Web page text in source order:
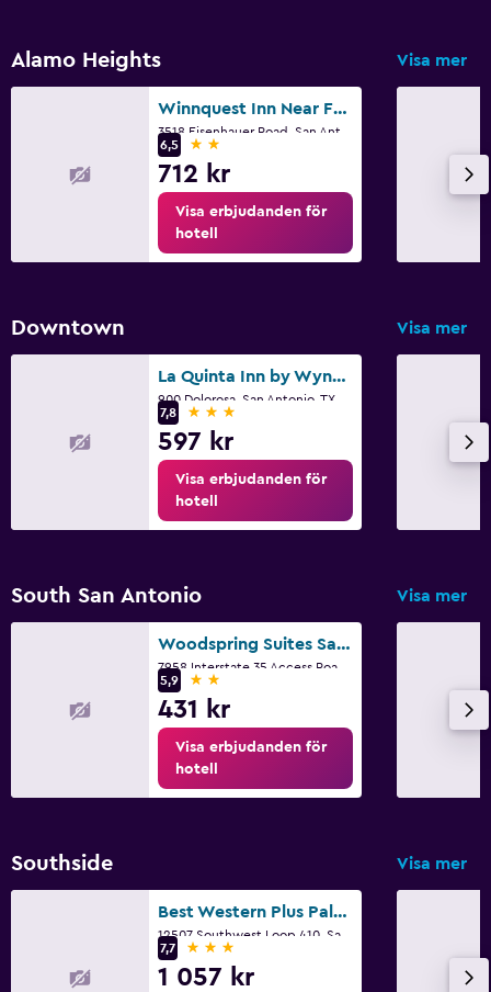
Alamo Heights Visa mer
Winnquest Inn Near Ft. Sam Houston
6,5
2 stjärnor
712 kr
Visa erbjudanden för
hotell
Downtown Visa mer
La Quinta Inn by Wyndham San Antonio Market Square
900 Dolorosa, San Antonio, TX
7,8
3 stjärnor
597 kr
Visa erbjudanden för
hotell
South San Antonio Visa mer
Woodspring Suites San Antonio South
5,9
2 stjärnor
431 kr
Visa erbjudanden för
hotell
Southside Visa mer
Best Western Plus Palo Alto Inn & Suites
7,7
3 stjärnor
1 057 kr